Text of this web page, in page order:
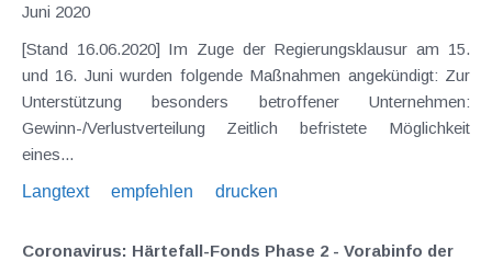
Juni 2020
[Stand 16.06.2020] Im Zuge der Regierungsklausur am 15.
und 16. Juni wurden folgende Maßnahmen angekündigt: Zur
Unterstützung besonders betroffener Unternehmen:
Gewinn-/Verlustverteilung Zeitlich befristete Möglichkeit
eines...
Langtext
empfehlen drucken
Coronavirus: Härtefall-Fonds Phase 2 - Vorabinfo der